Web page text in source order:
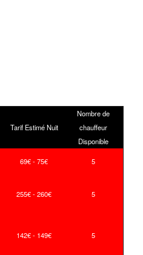
Tarif Estimé Nuit
Nombre de
chauffeur
Disponible
69€ - 75€ 5
255€ - 260€ 5
142€ - 149€ 5